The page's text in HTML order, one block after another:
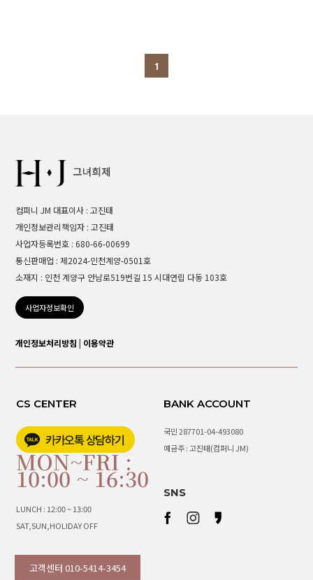
1
컴퍼니 JM 대표이사 : 고진태
개인정보관리책임자 : 고진태
사업자등록번호 : 680-66-00699
통신판매업 : 제2024-인천계양-0501호
소재지 : 인천 계양구 안남로519번길 15 시대연립 다동 103호
사업자정보확인
개인정보처리방침 | 이용약관
CS CENTER
MON~FRI :
10:00 ~ 16:30
LUNCH : 12:00 ~ 13:00
SAT,SUN,HOLIDAY OFF
고객센터 010-5414-3454
BANK ACCOUNT
국민 287701-04-493080
예금주 : 고진태(컴퍼니 JM)
SNS